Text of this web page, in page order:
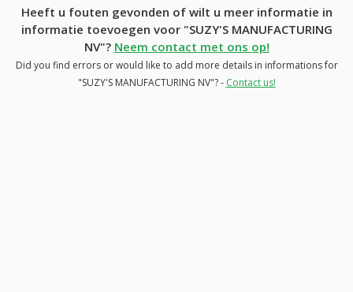
Heeft u fouten gevonden of wilt u meer informatie in
informatie toevoegen voor "SUZY'S MANUFACTURING
NV"? Neem contact met ons op!
Did you find errors or would like to add more details in informations for
"SUZY'S MANUFACTURING NV"? - Contact us!